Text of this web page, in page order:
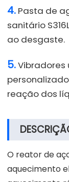
4. Pasta de
sanitário
ao desgaste.
5.Vibradores
reação dos
O reator de
aquecimento